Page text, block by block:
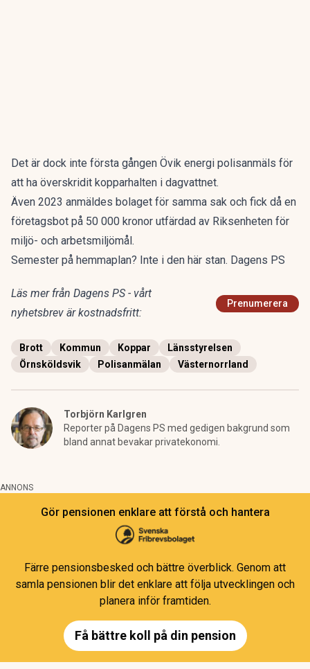
Det är dock inte första gången Övik energi polisanmäls för
att ha överskridit kopparhalten i dagvattnet.
Även 2023 anmäldes bolaget för samma sak och fick då en
företagsbot på 50 000 kronor utfärdad av Riksenheten för
miljö- och arbetsmiljömål.
Semester på hemmaplan? Inte i den här stan. Dagens PS
Läs mer från Dagens PS - vårt
nyhetsbrev är kostnadsfritt:
Prenumerera
Brott Kommun Koppar
Länsstyrelsen
Örnsköldsvik
Polisanmälan Västernorrland
Torbjörn Karlgren
Reporter på Dagens PS med gedigen bakgrund som
bland annat bevakar privatekonomi.
ANNONS
Gör pensionen enklare att förstå och hantera
Färre pensionsbesked och bättre överblick. Genom att
samla pensionen blir det enklare att följa utvecklingen och
planera inför framtiden.
Få bättre koll på din pension